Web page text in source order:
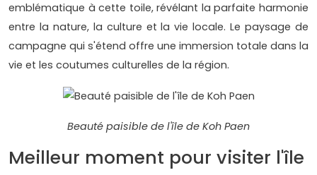
emblématique à cette toile, révélant la parfaite harmonie
entre la nature, la culture et la vie locale. Le paysage de
campagne qui s'étend offre une immersion totale dans la
vie et les coutumes culturelles de la région.
Beauté paisible de l'île de Koh Paen
Meilleur moment pour visiter l'île